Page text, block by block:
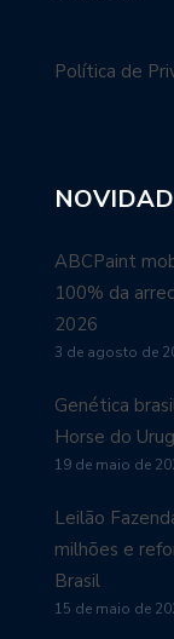
Política de
ABCPaint
100% da
2026
3 de agosto de
Genética
Horse do
19 de maio de
Leilão
milhões e
Brasil
15 de maio de